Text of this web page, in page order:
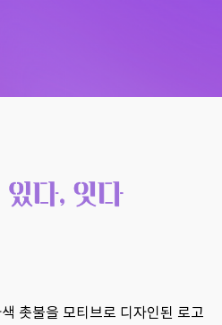
촛불을 모티브로 디자인된 로고